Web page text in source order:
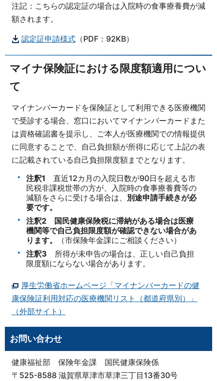
注記：こちらの認定証の場合は入院時の食事療養費が減
額されます。
認定証申請様式（PDF：92KB）
マイナ保険証における限度額適用につい
て
マイナンバーカードを保険証として利用できる医療機関
で受診する場合、窓口においてマイナンバーカードまた
は資格確認書を提示し、ご本人が医療機関での情報提供
に同意することで、自己負担額が所得に応じて上記の表
に記載されている自己負担限度額までとなります。
注釈1 直近12カ月の入院日数が90日を超える市
民税非課税世帯の方が、入院時の食事療養費等の
減額をさらに受ける場合は、 別途申請手続きが必
要です。
注釈2 国民健康保険税に滞納がある場合は医療
機関等で自己負担限度額が確認できない場合があ
ります。
（市保険年金課にご相談ください）
注釈3 所得が未申告の場合は、正しい自己負担
限度額にならない場合があります。
厚生労働省ホームページ「マイナンバーカードの健
康保険証利用対応の医療機関リスト（都道府県別）」
（外部サイト）
お問い合わせ
健康福祉部 保険年金課 国民健康保険係
〒525-8588 滋賀県草津市草津三丁目13番30号